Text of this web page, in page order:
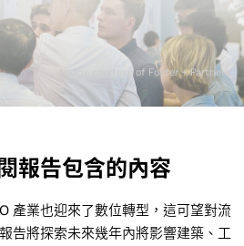
Image courtesy of Foster + Partners
報告包含的內容
產業也迎來了數位轉型，這可望對流
告將探索未來幾年內將影響建築、工